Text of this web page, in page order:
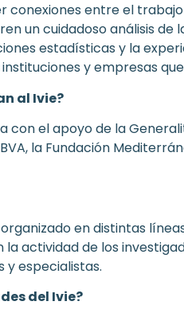
conexiones entre el
un cuidadoso análisis
estadísticas y la
y empresas
al Ivie?
con el apoyo de la
la Fundación
en distintas
la actividad de los
y especialistas.
del Ivie?